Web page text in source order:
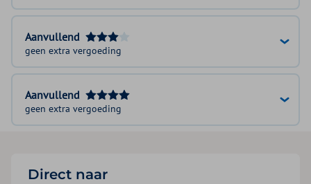
Aanvullend
geen extra vergoeding
Aanvullend
geen extra vergoeding
Direct naar